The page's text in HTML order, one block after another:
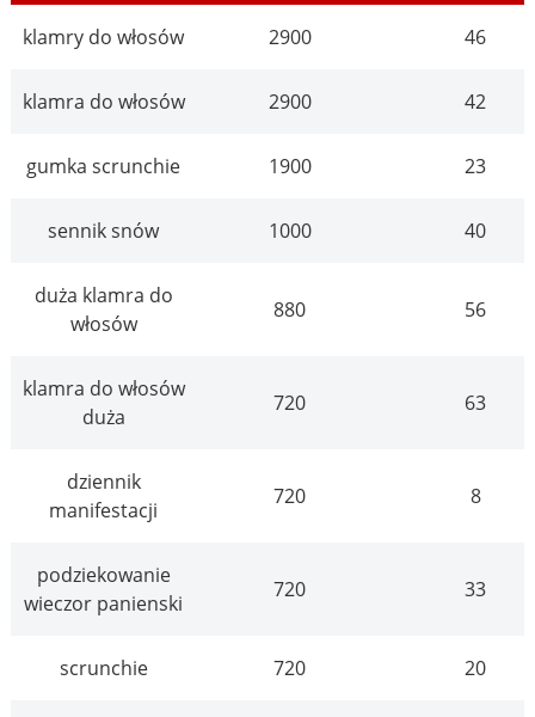
klamry do włosów 2900 46
klamra do włosów 2900 42
gumka scrunchie 1900 23
sennik snów 1000 40
duża klamra do
włosów
880 56
klamra do włosów
duża
720 63
dziennik
manifestacji
720 8
podziekowanie
wieczor panienski
720 33
scrunchie 720 20